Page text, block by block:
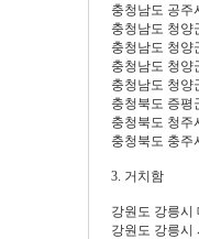
충청남도 공주
충청남도 청양
충청남도 청양
충청남도 청양
충청남도 청양
충청북도 증평
충청북도 청주
충청북도 충주
3. 거치함
강원도 강릉시
강원도 강릉시